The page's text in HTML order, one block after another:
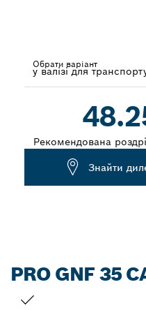
Обрати варіант
Рекомендована
Знайти
PRO GNF 35